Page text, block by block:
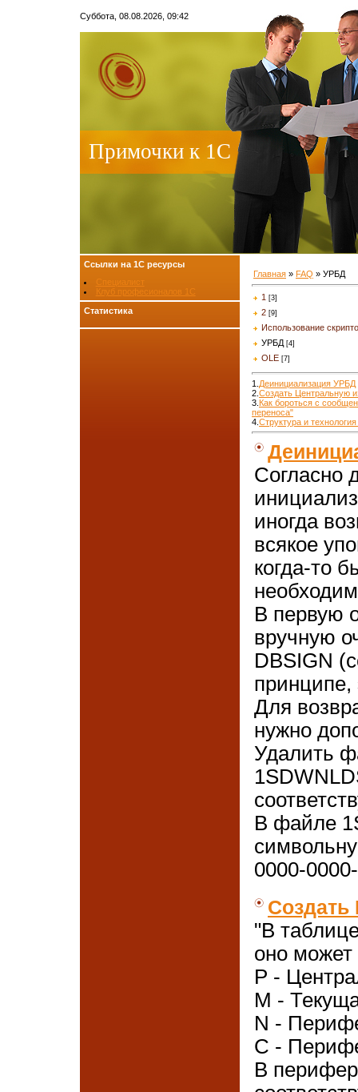
Суббота, 08.08.2026, 09:42
Примочки к 1С
Ссылки на 1С ресурсы
Специалист
Клуб професионалов 1С
Статистика
Главная » FAQ » УРБД
1 [3]
2 [9]
Использование
УРБД [4]
OLE [7]
1. Деинициализация УРБД
2. Создать Центральную
3. Как бороться с
переноса"
4. Структура и
Согласно
иногда
всякое
когда-то
В первую
вручную
DBSIGN
принципе,
Для
нужно
Удалить
В файле
0000-
"В
оно
P -
M -
N -
C -
В